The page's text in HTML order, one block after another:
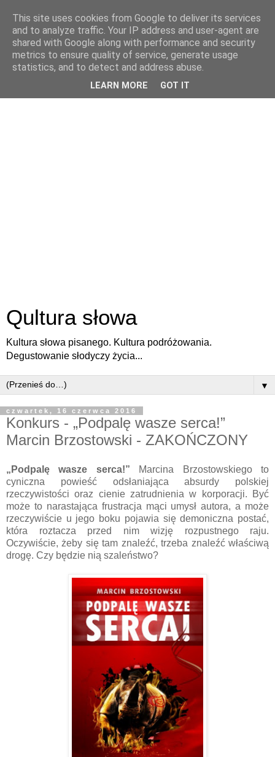
Qultura słowa
Kultura słowa pisanego. Kultura podróżowania.
Degustowanie słodyczy życia...
▼
czwartek, 16 czerwca 2016
Konkurs - „Podpalę wasze serca!”
Marcin Brzostowski - ZAKOŃCZONY
„Podpalę wasze serca!” Marcina Brzostowskiego to
cyniczna powieść odsłaniająca absurdy polskiej
rzeczywistości oraz cienie zatrudnienia w korporacji. Być
może to narastająca frustracja mąci umysł autora, a może
rzeczywiście u jego boku pojawia się demoniczna postać,
która roztacza przed nim wizję rozpustnego raju.
Oczywiście, żeby się tam znaleźć, trzeba znaleźć właściwą
drogę. Czy będzie nią szaleństwo?
This site uses cookies from Google to deliver its services
and to analyze traffic. Your IP address and user-agent are
shared with Google along with performance and security
metrics to ensure quality of service, generate usage
statistics, and to detect and address abuse.
LEARN MORE GOT IT